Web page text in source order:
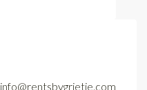
info@rentsbygrietje.com